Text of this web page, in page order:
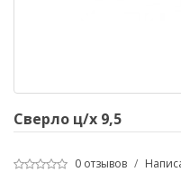
Сверло ц/х 9,5
0 отзывов /